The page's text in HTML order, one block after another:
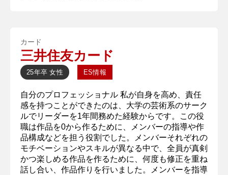
カード
三井住友カード
25年卒 女性 ES情報
自分のプロフェッショナル 私が自身を高め、責任
感を持つことができたのは、大学の芸術系のサーク
ルでリーダーを1年間務めた経験からです。この役
職は作品を0から作るために、メンバーの指導や作
品構成などを担う役割でした。メンバーそれぞれの
モチベーションやスキルが異なる中で、全員が真剣
かつ楽しめる作品を作るために、何度も修正を重ね
話し合い、作品作りを行いました。メンバーを指導